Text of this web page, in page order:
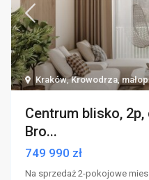
Kraków,Krowodrza,
Centrum blisko,
Bro...
749 990 zł
Na sprzedaż 2-pokojowe